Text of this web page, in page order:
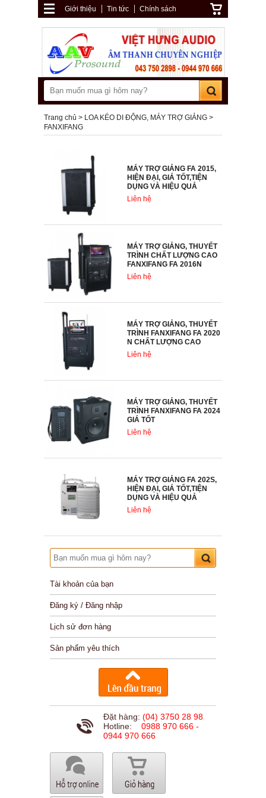
Giới thiệu Tin tức Chính sách
Trang chủ
LOA KÉO DI ĐỘNG, MÁY TRỢ GIẢNG
FANXIFANG
MÁY TRỢ GIẢNG FA 2015,
HIỆN ĐẠI, GIÁ TỐT,TIỆN
DỤNG VÀ HIỆU QUẢ
Liên hệ
MÁY TRỢ GIẢNG, THUYẾT
TRÌNH CHẤT LƯỢNG CAO
FANXIFANG FA 2016N
Liên hệ
MÁY TRỢ GIẢNG, THUYẾT
TRÌNH FANXIFANG FA 2020
N CHẤT LƯỢNG CAO
Liên hệ
MÁY TRỢ GIẢNG, THUYẾT
TRÌNH FANXIFANG FA 2024
GIÁ TỐT
Liên hệ
MÁY TRỢ GIẢNG FA 202S,
HIỆN ĐẠI, GIÁ TỐT,TIỆN
DỤNG VÀ HIỆU QUẢ
Liên hệ
Tài khoản của bạn
Đăng ký / Đăng nhập
Lịch sử đơn hàng
Sản phẩm yêu thích
Đặt hàng: (04) 3750 28 98
Hotline: 0988 970 666 -
0944 970 666